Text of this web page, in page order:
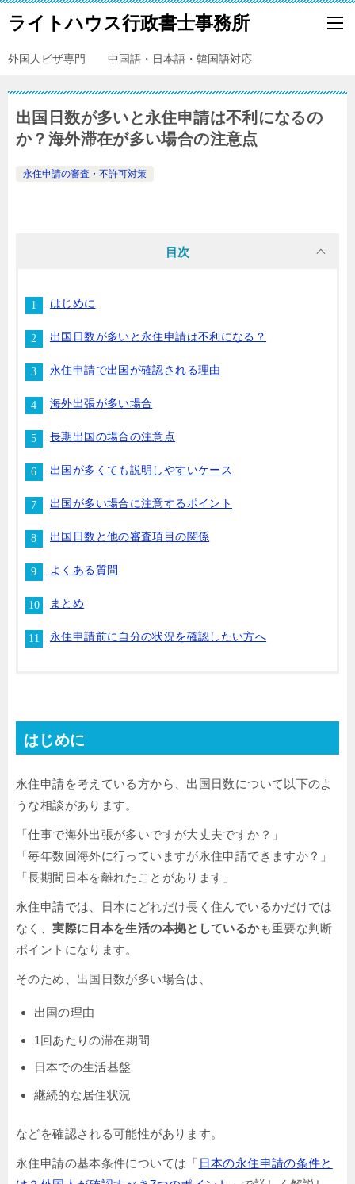
ライトハウス行政書士事務所
外国人ビザ専門 中国語・日本語・韓国語対応
出国日数が多いと永住申請は不利になるの
か？海外滞在が多い場合の注意点
永住申請の審査・不許可対策
目次
はじめに
出国日数が多いと永住申請は不利になる？
永住申請で出国が確認される理由
海外出張が多い場合
長期出国の場合の注意点
出国が多くても説明しやすいケース
出国が多い場合に注意するポイント
出国日数と他の審査項目の関係
よくある質問
まとめ
永住申請前に自分の状況を確認したい方へ
はじめに
永住申請を考えている方から、出国日数について以下のよ
うな相談があります。
「仕事で海外出張が多いですが大丈夫ですか？」
「毎年数回海外に行っていますが永住申請できますか？」
「長期間日本を離れたことがあります」
永住申請では、日本にどれだけ長く住んでいるかだけでは
なく、実際に日本を生活の本拠としているかも重要な判断
ポイントになります。
そのため、出国日数が多い場合は、
出国の理由
1回あたりの滞在期間
日本での生活基盤
継続的な居住状況
などを確認される可能性があります。
永住申請の基本条件については「 日本の永住申請の条件と